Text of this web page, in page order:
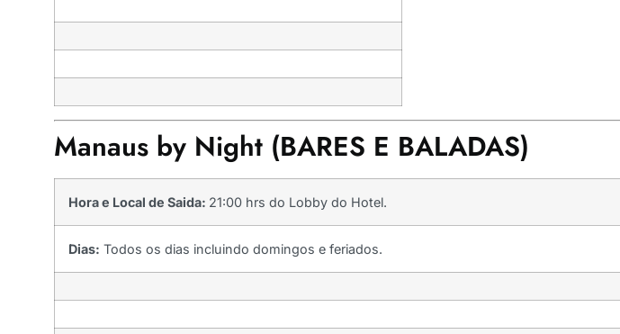
Manaus by Night (BARES E BALADAS)
Hora e Local de Saida: 21:00 hrs do Lobby do Hotel.
Dias: Todos os dias incluindo domingos e feriados.